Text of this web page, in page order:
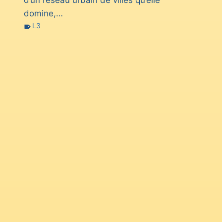
domine,…
L3